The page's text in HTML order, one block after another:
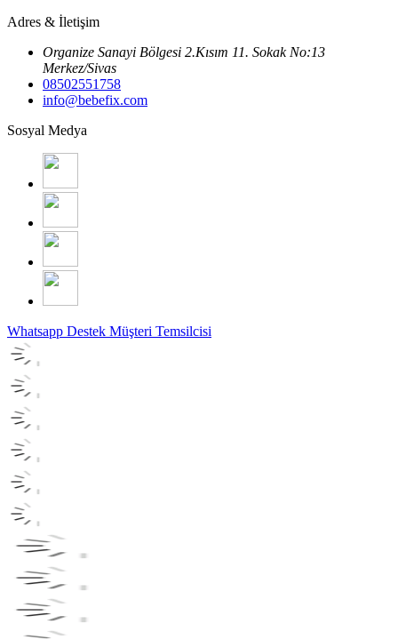
Adres & İletişim
Organize Sanayi Bölgesi 2.Kısım 11. Sokak No:13
Merkez/Sivas
08502551758
info@bebefix.com
Sosyal Medya
Whatsapp Destek Müşteri Temsilcisi